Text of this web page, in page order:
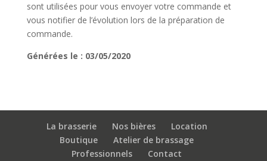
sont utilisées pour vous envoyer votre commande et
vous notifier de l’évolution lors de la préparation de
commande.
Générées le : 03/05/2020
La brasserie Nos bières
Location
Boutique
Atelier de brassage
Professionnels
Contact